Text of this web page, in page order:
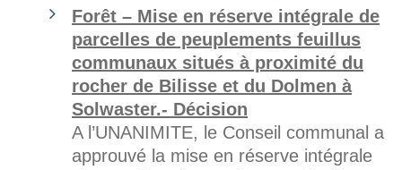
Forêt – Mise en réserve intégrale de
parcelles de peuplements feuillus
communaux situés à proximité du
rocher de Bilisse et du Dolmen à
Solwaster.- Décision
A l’UNANIMITE, le Conseil communal a
approuvé la mise en réserve intégrale